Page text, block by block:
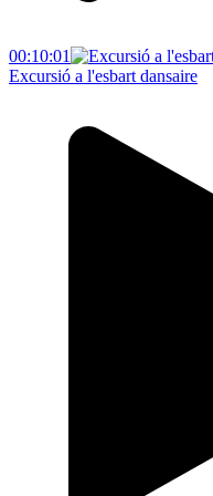
00:10:01
Excursió a l'esbart dansaire